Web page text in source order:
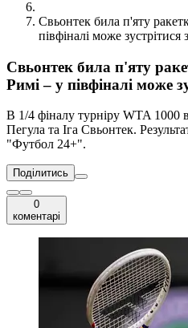
Свьонтек била п'яту
півфіналі може зустрітися
Свьонтек била п'яту
Римі – у півфіналі може
В 1/4 фіналу турніру WTA 1000
Пегула та Іга Свьонтек.
"Футбол 24+".
Поділитись
0
коментарі